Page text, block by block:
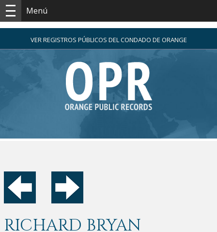
Menú
VER REGISTROS PÚBLICOS DEL CONDADO DE ORANGE
RICHARD BRYAN